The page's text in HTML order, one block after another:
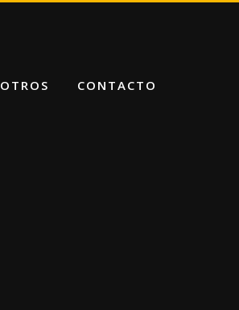
OTROS CONTACTO